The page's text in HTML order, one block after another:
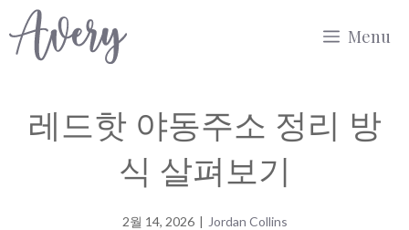
to
Menu
레드핫 야동주소 정리 방
식 살펴보기
2월 14, 2026 | Jordan Collins